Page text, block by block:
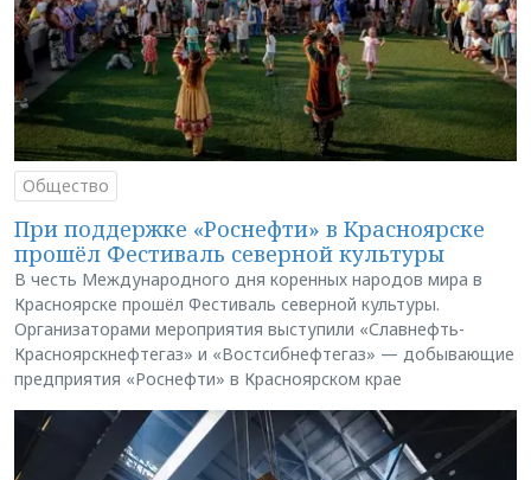
Общество
При поддержке «Роснефти» в Красноярске
прошёл Фестиваль северной культуры
В честь Международного дня коренных народов мира в
Красноярске прошёл Фестиваль северной культуры.
Организаторами мероприятия выступили «Славнефть-
Красноярскнефтегаз» и «Востсибнефтегаз» — добывающие
предприятия «Роснефти» в Красноярском крае